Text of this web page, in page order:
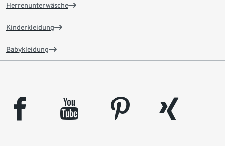
Herrenunterwäsche
Kinderkleidung
Babykleidung
facebook youtube pinterest
xing